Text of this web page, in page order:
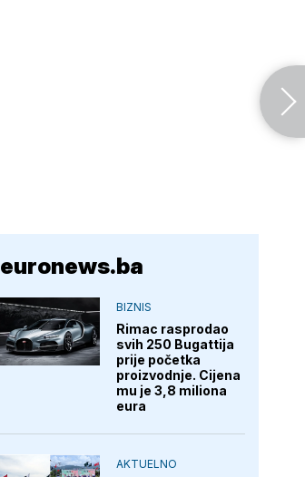
euronews.ba
BIZNIS
Rimac rasprodao
svih 250 Bugattija
prije početka
proizvodnje. Cijena
mu je 3,8 miliona
eura
AKTUELNO